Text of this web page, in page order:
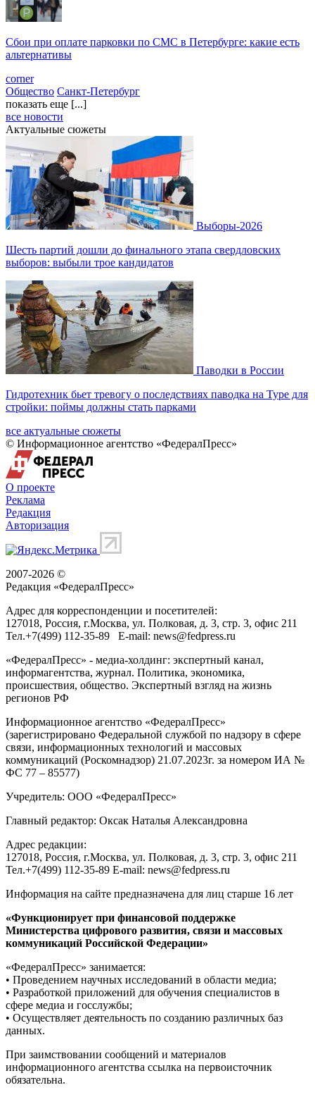
Сбои при оплате парковки по СМС в Петербурге: какие есть
альтернативы
corner
Общество Санкт-Петербург
показать еще [...]
все новости
Актуальные сюжеты
Выборы-2026
Шесть партий дошли до финального этапа свердловских
выборов: выбыли трое кандидатов
Паводки в России
Гидротехник бьет тревогу о последствиях паводка на Туре для
стройки: поймы должны стать парками
все актуальные сюжеты
© Информационное агентство «ФедералПресс»
О проекте
Реклама
Редакция
Авторизация
2007-2026 ©
Редакция «ФедералПресс»
Адрес для корреспонденции и посетителей:
127018, Россия, г.Москва, ул. Полковая, д. 3, стр. 3, офис 211
Тел.+7(499) 112-35-89 E-mail: news@fedpress.ru
«ФедералПресс» - медиа-холдинг: экспертный канал,
информагентства, журнал. Политика, экономика,
происшествия, общество. Экспертный взгляд на жизнь
регионов РФ
Информационное агентство «ФедералПресс»
(зарегистрировано Федеральной службой по надзору в сфере
связи, информационных технологий и массовых
коммуникаций (Роскомнадзор) 21.07.2023г. за номером ИА №
ФС 77 – 85577)
Учредитель: ООО «ФедералПресс»
Главный редактор: Оксак Наталья Александровна
Адрес редакции:
127018, Россия, г.Москва, ул. Полковая, д. 3, стр. 3, офис 211
Тел.+7(499) 112-35-89 E-mail: news@fedpress.ru
Информация на сайте предназначена для лиц старше 16 лет
«Функционирует при финансовой поддержке
Министерства цифрового развития, связи и массовых
коммуникаций Российской Федерации»
«ФедералПресс» занимается:
• Проведением научных исследований в области медиа;
• Разработкой приложений для обучения специалистов в
сфере медиа и госслужбы;
• Осуществляет деятельность по созданию различных баз
данных.
При заимствовании сообщений и материалов
информационного агентства ссылка на первоисточник
обязательна.